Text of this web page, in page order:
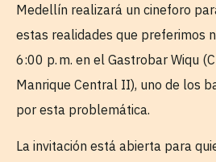
Medellín realizará un cineforo
estas realidades que preferimos
6:00 p. m. en el Gastrobar Wiqu
Manrique Central II), uno de los
por esta problemática.
La invitación está abierta para